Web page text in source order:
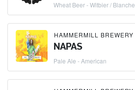
Wheat Beer - Witbier / Blanche
NAPAS
Pale Ale - American